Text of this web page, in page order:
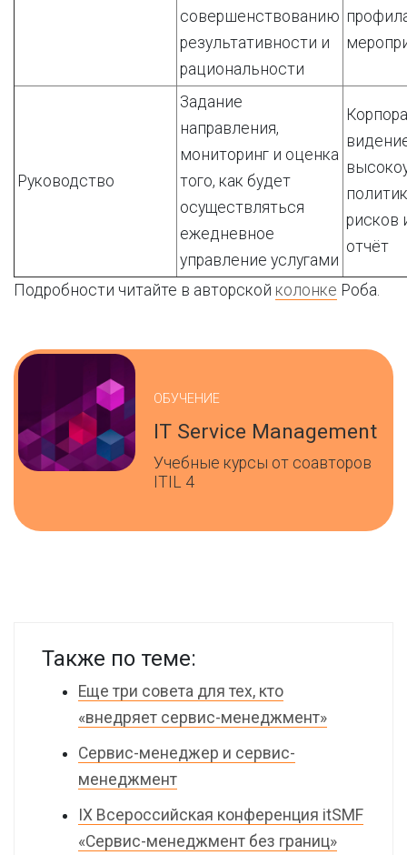
совершенствованию
результативности и
рациональности
Руководство
Задание
направления,
мониторинг и оценка
того, как будет
осуществляться
ежедневное
управление услугами
рисков
отчёт
Подробности читайте в авторской колонке Роба.
ОБУЧЕНИЕ
IT Service Management
Учебные курсы от соавторов
ITIL 4
Также по теме:
Еще три совета для тех, кто
«внедряет сервис-менеджмент»
Сервис-менеджер и сервис-
менеджмент
IX Всероссийская конференция itSMF
«Сервис-менеджмент без границ»